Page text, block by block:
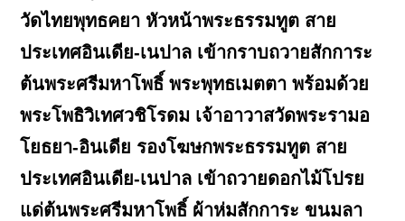
วัดไทยพุทธคยา หัวหน้าพระธรรมทูต สาย
ประเทศอินเดีย-เนปาล เข้ากราบถวายสักการะ
ต้นพระศรีมหาโพธิ์ พระพุทธเมตตา พร้อมด้วย
พระโพธิวิเทศวชิโรดม เจ้าอาวาสวัดพระรามอ
โยธยา-อินเดีย รองโฆษกพระธรรมทูต สาย
ประเทศอินเดีย-เนปาล เข้าถวายดอกไม้โปรย
แด่ต้นพระศรีมหาโพธิ์ ผ้าห่มสักการะ ขนมลา